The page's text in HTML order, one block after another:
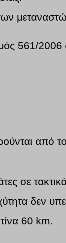
561/2006
από
σε
δεν
60 km.